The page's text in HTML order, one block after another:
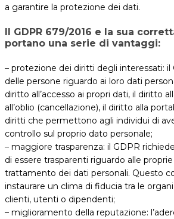
a garantire la protezione dei dati.
Il GDPR 679/2016 e la sua
portano una serie di vantaggi:
– protezione dei diritti degli interessati: il
delle persone riguardo ai loro dati
diritto all’accesso ai propri dati, il diritto
all’oblio (cancellazione), il diritto alla
diritti che permettono agli individui di
controllo sul proprio dato personale;
– maggiore trasparenza: il GDPR
di essere trasparenti riguardo alle
trattamento dei dati personali. Questo
instaurare un clima di fiducia tra le
clienti, utenti o dipendenti;
– miglioramento della reputazione: